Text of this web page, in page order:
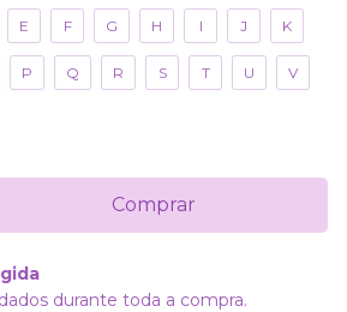
E F G H I J K
P Q R S T U V
durante toda a compra.